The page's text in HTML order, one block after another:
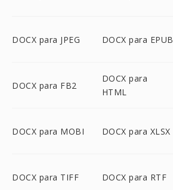
DOCX para JPEG DOCX para EPUB
DOCX para FB2
DOCX para
HTML
DOCX para MOBI DOCX para XLSX
DOCX para TIFF DOCX para RTF